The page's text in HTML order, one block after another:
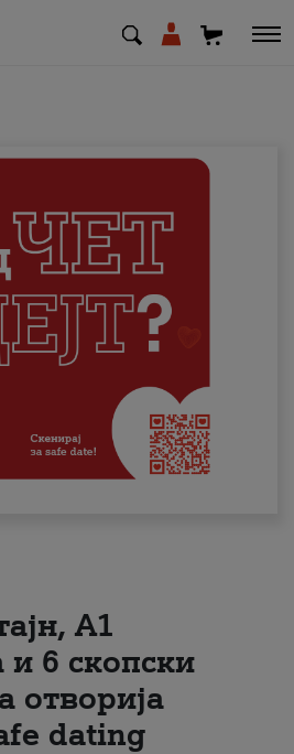
A1
и 6 скопски
отворија
dating